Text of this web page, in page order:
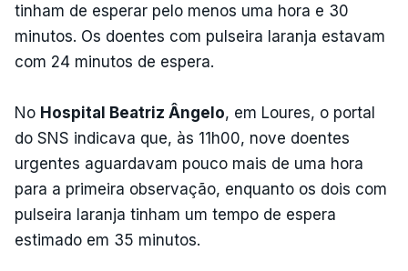
tinham de esperar pelo menos uma hora e 30
minutos. Os doentes com pulseira laranja estavam
com 24 minutos de espera.
No Hospital Beatriz Ângelo, em Loures, o portal
do SNS indicava que, às 11h00, nove doentes
urgentes aguardavam pouco mais de uma hora
para a primeira observação, enquanto os dois com
pulseira laranja tinham um tempo de espera
estimado em 35 minutos.